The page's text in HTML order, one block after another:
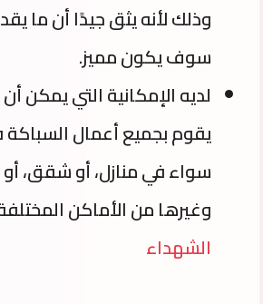
وذلك لأنه يثق جيدًا أن ما
سوف يكون مميز.
لديه الإمكانية التي يمكن
يقوم بجميع أعمال
سواء في منازل، أو شقق،
وغيرها من الأماكن
الشهداء